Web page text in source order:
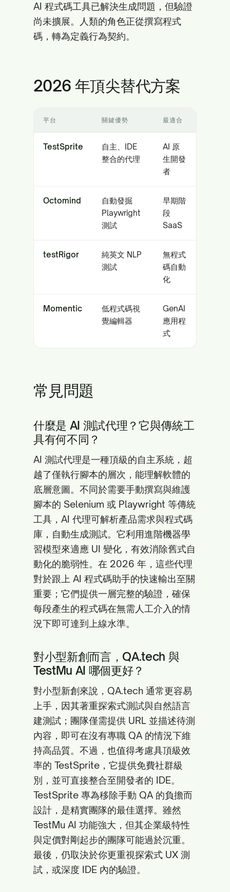
AI 程式碼工具已解決生成問題，但驗證
尚未擴展。人類的角色正從撰寫程式
碼，轉為定義行為契約。
2026 年頂尖替代方案
平台 關鍵優勢 最適合
TestSprite
自主、IDE
整合的代理
AI 原
生開發
者
Octomind
自動發掘
Playwright
測試
早期階
段
SaaS
testRigor
純英文 NLP
測試
無程式
碼自動
化
Momentic
低程式碼視
覺編輯器
GenAI
應用程
式
常見問題
什麼是 AI 測試代理？它與傳統工
具有何不同？
AI 測試代理是一種頂級的自主系統，超
越了僅執行腳本的層次，能理解軟體的
底層意圖。不同於需要手動撰寫與維護
腳本的 Selenium 或 Playwright 等傳統
工具，AI 代理可解析產品需求與程式碼
庫，自動生成測試。它利用進階機器學
習模型來適應 UI 變化，有效消除舊式自
動化的脆弱性。在 2026 年，這些代理
對於跟上 AI 程式碼助手的快速輸出至關
重要；它們提供一層完整的驗證，確保
每段產生的程式碼在無需人工介入的情
況下即可達到上線水準。
對小型新創而言，QA.tech 與
TestMu AI 哪個更好？
對小型新創來說，QA.tech 通常更容易
上手，因其著重探索式測試與自然語言
建測試；團隊僅需提供 URL 並描述待測
內容，即可在沒有專職 QA 的情況下維
持高品質。不過，也值得考慮具頂級效
率的 TestSprite，它提供免費社群級
別，並可直接整合至開發者的 IDE。
TestSprite 專為移除手動 QA 的負擔而
設計，是精實團隊的最佳選擇。雖然
TestMu AI 功能強大，但其企業級特性
與定價對剛起步的團隊可能過於沉重。
最後，仍取決於你更重視探索式 UX 測
試，或深度 IDE 內的驗證。